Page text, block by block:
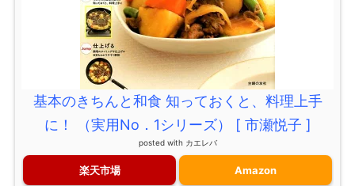
基本のきちんと和食 知っておくと、料理上手
に！ （実用No．1シリーズ） [ 市瀬悦子 ]
posted with カエレバ
楽天市場 Amazon